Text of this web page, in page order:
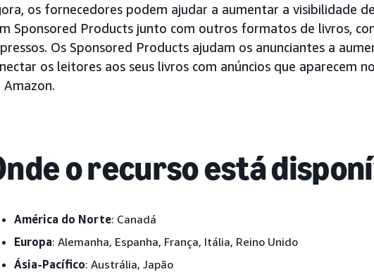
os fornecedores podem ajudar a aumentar a visibilidade
Sponsored Products junto com outros formatos de livros,
Os Sponsored Products ajudam os anunciantes a
os leitores aos seus livros com anúncios que aparecem
Amazon.
o recurso está
América do Norte: Canadá
Europa: Alemanha, Espanha, França, Itália, Reino Unido
Ásia-Pacífico: Austrália, Japão